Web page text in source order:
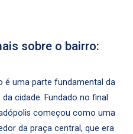
sobre o bairro:
é uma parte fundamental da
cidade. Fundado no final
começou como uma
da praça central, que era